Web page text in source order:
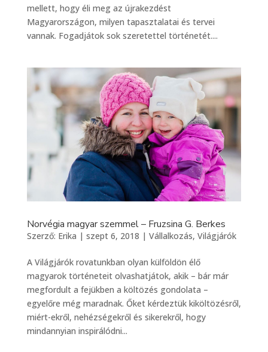
mellett, hogy éli meg az újrakezdést
Magyarországon, milyen tapasztalatai és tervei
vannak. Fogadjátok sok szeretettel történetét....
Norvégia magyar szemmel – Fruzsina G. Berkes
Szerző: Erika | szept 6, 2018 | Vállalkozás, Világjárók
A Világjárók rovatunkban olyan külföldön élő
magyarok történeteit olvashatjátok, akik – bár már
megfordult a fejükben a költözés gondolata –
egyelőre még maradnak. Őket kérdeztük kiköltözésről,
miért-ekről, nehézségekről és sikerekről, hogy
mindannyian inspirálódni...